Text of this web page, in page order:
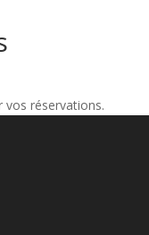
réservations.